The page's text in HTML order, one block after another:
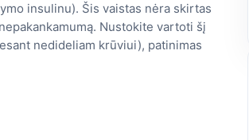
insulinu). Šis vaistas nėra skirtas
Nustokite vartoti šį
nedideliam krūviui), patinimas